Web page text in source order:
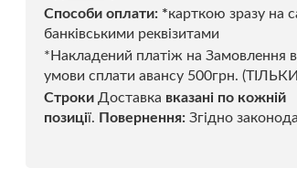
Способи оплати: *карткою зразу на
банківськими реквізитами
*Накладений платіж на Замовлення
умови сплати авансу 500грн.
Строки Доставка вказані по кожній
позиції. Повернення: Згідно